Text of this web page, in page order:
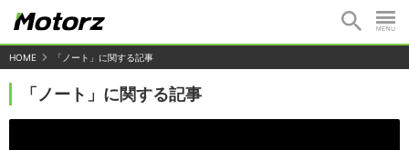
HOME 「ノート」に関する記事
「ノート」に関する記事